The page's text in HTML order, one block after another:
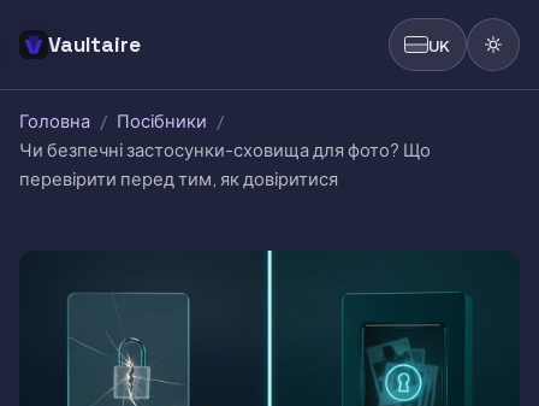
Vaultaire UK
Головна / Посібники /
Чи безпечні застосунки-сховища для фото? Що
перевірити перед тим, як довіритися